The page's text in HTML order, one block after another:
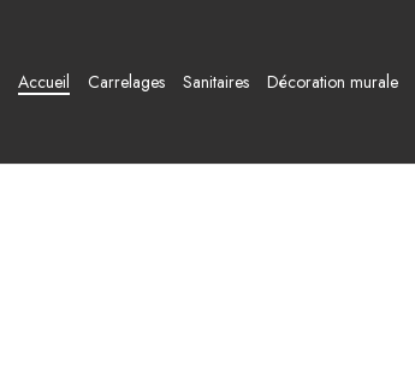
Accueil Carrelages Sanitaires Décoration murale